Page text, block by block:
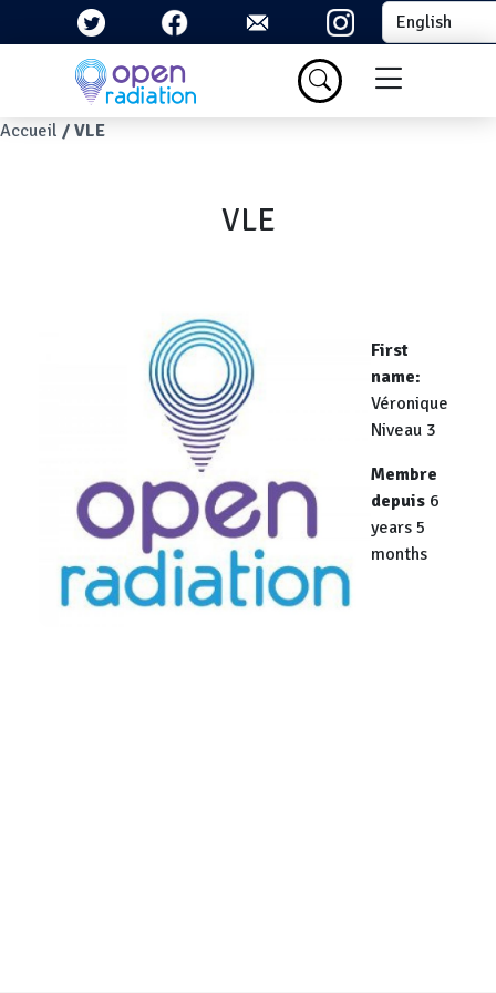
Skip to main content Select your
Menu du
Breadcrumb
Accueil VLE
VLE
First
name
Véronique
Niveau 3
Membre
depuis 6
years 5
months